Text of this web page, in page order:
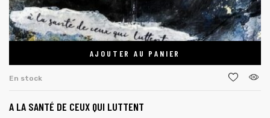
AJOUTER AU PANIER
En stock
A LA SANTÉ DE CEUX QUI LUTTENT